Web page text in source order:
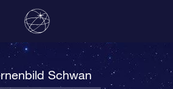
Schwan